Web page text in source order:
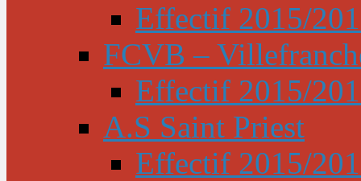
Effectif 2015/
FCVB –
Effectif 2015/
A.S Saint Priest
Effectif 2015/